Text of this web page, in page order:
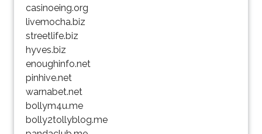
casinoeing.org
livemocha.biz
streetlife.biz
hyves.biz
enoughinfo.net
pinhive.net
warnabet.net
bollym4u.me
bolly2tollyblog.me